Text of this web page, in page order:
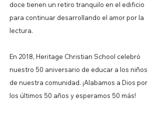
doce tienen un retiro tranquilo en el edificio
para continuar desarrollando el amor por la
lectura.
En 2018, Heritage Christian School celebró
nuestro 50 aniversario de educar a los niños
de nuestra comunidad. ¡Alabamos a Dios por
los últimos 50 años y esperamos 50 más!